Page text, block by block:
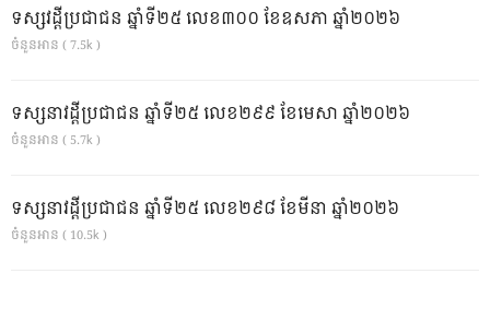
ទស្សវដ្តីប្រជាជន ឆ្នាំទី២៥ លេខ៣០០ ខែឧសភា ឆ្នាំ២០២៦
ចំនួនអាន ( 7.5k )
ទស្សនាវដ្ដីប្រជាជន ឆ្នាំទី២៥ លេខ២៩៩ ខែមេសា ឆ្នាំ២០២៦
ចំនួនអាន ( 5.7k )
ទស្សនាវដ្ដីប្រជាជន ឆ្នាំទី២៥ លេខ២៩៨ ខែមីនា ឆ្នាំ២០២៦
ចំនួនអាន ( 10.5k )